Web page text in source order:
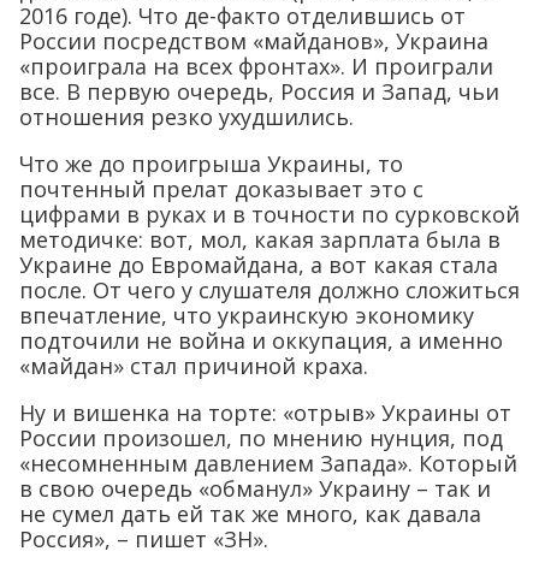
2016 годе). Что де-факто отделившись от
России посредством «майданов», Украина
«проиграла на всех фронтах». И проиграли
все. В первую очередь, Россия и Запад, чьи
отношения резко ухудшились.
Что же до проигрыша Украины, то
почтенный прелат доказывает это с
цифрами в руках и в точности по сурковской
методичке: вот, мол, какая зарплата была в
Украине до Евромайдана, а вот какая стала
после. От чего у слушателя должно сложиться
впечатление, что украинскую экономику
подточили не война и оккупация, а именно
«майдан» стал причиной краха.
Ну и вишенка на торте: «отрыв» Украины от
России произошел, по мнению нунция, под
«несомненным давлением Запада». Который
в свою очередь «обманул» Украину – так и
не сумел дать ей так же много, как давала
Россия», – пишет «ЗН».